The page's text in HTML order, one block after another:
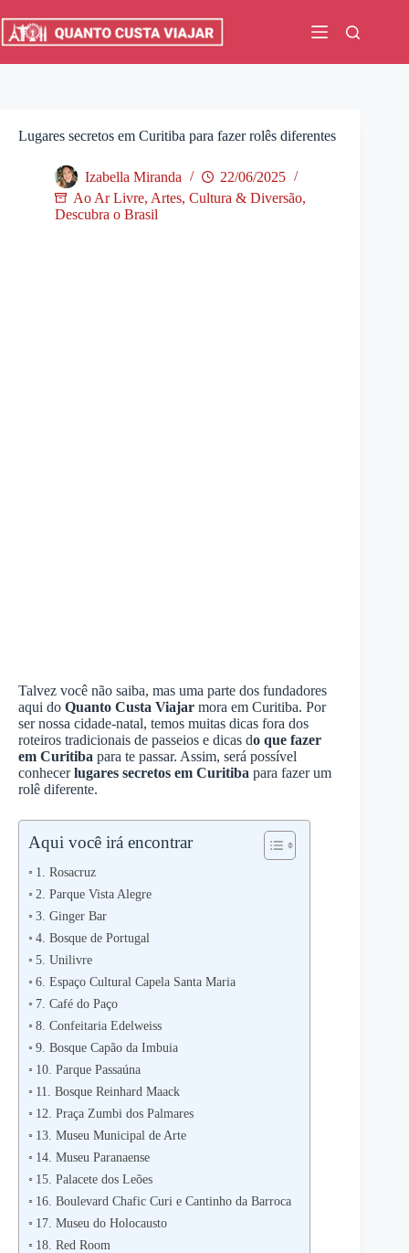
para
Lugares secretos em Curitiba para fazer rolês diferentes
Izabella Miranda
22/06/2025
Ao Ar Livre, Artes, Cultura & Diversão,
Descubra o Brasil
Talvez você não saiba, mas uma parte dos fundadores
aqui do Quanto Custa Viajar mora em Curitiba. Por
ser nossa cidade-natal, temos muitas dicas fora dos
roteiros tradicionais de passeios e dicas do que fazer
em Curitiba para te passar. Assim, será possível
conhecerlugares secretos em Curitiba para fazer um
rolê diferente.
Aqui você irá encontrar
1. Rosacruz
2. Parque Vista Alegre
3. Ginger Bar
4. Bosque de Portugal
5. Unilivre
6. Espaço Cultural Capela Santa Maria
7. Café do Paço
8. Confeitaria Edelweiss
9. Bosque Capão da Imbuia
10. Parque Passaúna
11. Bosque Reinhard Maack
12. Praça Zumbi dos Palmares
13. Museu Municipal de Arte
14. Museu Paranaense
15. Palacete dos Leões
16. Boulevard Chafic Curi e Cantinho da Barroca
17. Museu do Holocausto
18. Red Room